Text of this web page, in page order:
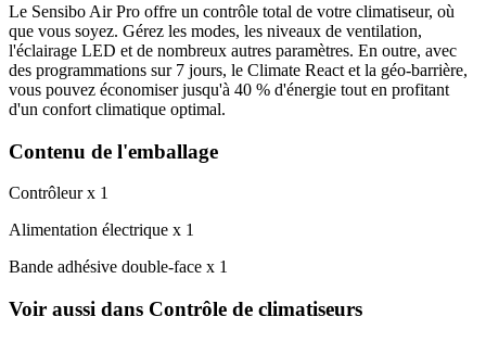
Le Sensibo Air Pro offre un contrôle total de votre climatiseur, où
que vous soyez. Gérez les modes, les niveaux de ventilation,
l'éclairage LED et de nombreux autres paramètres. En outre, avec
des programmations sur 7 jours, le Climate React et la géo-barrière,
vous pouvez économiser jusqu'à 40 % d'énergie tout en profitant
d'un confort climatique optimal.
Contenu de l'emballage
Contrôleur x 1
Alimentation électrique x 1
Bande adhésive double-face x 1
Voir aussi dans Contrôle de climatiseurs